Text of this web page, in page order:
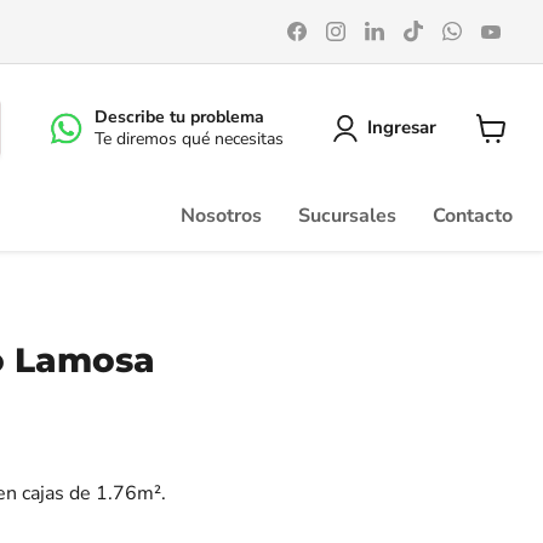
Encuéntrenos
en
Facebook
Encuéntrenos
en
Instagram
Encuéntrenos
en
LinkedIn
Encuéntrenos
en
TikTok
en
Describe tu problema
Te diremos qué necesitas
Ingresar
Nosotros Sucursales Contacto
Lamosa
cajas de 1.76m².